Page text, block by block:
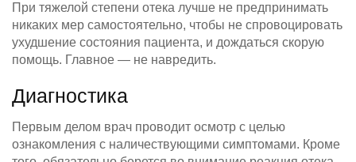
При тяжелой степени отека лучше не предпринимать
никаких мер самостоятельно, чтобы не спровоцировать
ухудшение состояния пациента, и дождаться скорую
помощь. Главное — не навредить.
Диагностика
Первым делом врач проводит осмотр с целью
ознакомления с наличествующими симптомами. Кроме